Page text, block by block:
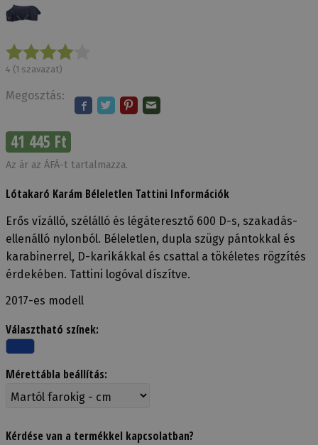
4 (1 szavazat)
Megosztás:
41 445 Ft
Az ár az ÁFÁ-t tartalmazza.
Lótakaró Karám Béleletlen Tattini Információk
Erős vízálló, szélálló és légáteresztő 600 D-s, szakadás-
ellenálló nylonból. Béleletlen, dupla szügy pántokkal és
karabinerrel, D-karikákkal és csattal a tökéletes rögzítés
érdekében. Tattini logóval díszítve.
2017-es modell
Választható színek:
Mérettábla beállítás:
Kérdése van a termékkel kapcsolatban?